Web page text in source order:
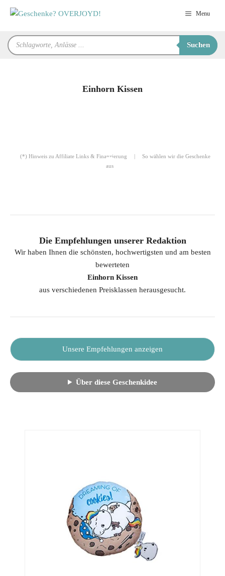
Inhalt
Menu
Products
search
Suchen
Einhorn Kissen
(*) Hinweis zu Affiliate Links & Finanzierung |
So wählen wir die Geschenke
aus
Die Empfehlungen unserer Redaktion
Wir haben Ihnen die schönsten, hochwertigsten und am besten
bewerteten
Einhorn Kissen
aus verschiedenen Preisklassen herausgesucht.
Unsere Empfehlungen anzeigen
Über diese Geschenkidee